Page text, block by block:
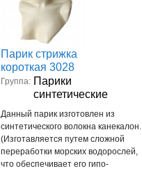
Парик стрижка
короткая 3028
Группа: Парики
синтетические
Данный парик изготовлен из
синтетического волокна канекалон.
(Изготавляется путем сложной
переработки морских водорослей,
что обеспечивает его гипо-